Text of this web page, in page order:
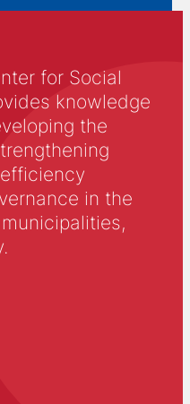
for Social
knowledge
the
in the